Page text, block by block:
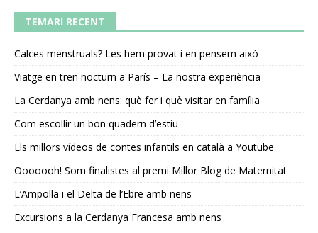
TEMARI RECENT
Calces menstruals? Les hem provat i en pensem això
Viatge en tren nocturn a París – La nostra experiència
La Cerdanya amb nens: què fer i què visitar en família
Com escollir un bon quadern d’estiu
Els millors vídeos de contes infantils en català a Youtube
Ooooooh! Som finalistes al premi Millor Blog de Maternitat
L’Ampolla i el Delta de l’Ebre amb nens
Excursions a la Cerdanya Francesa amb nens